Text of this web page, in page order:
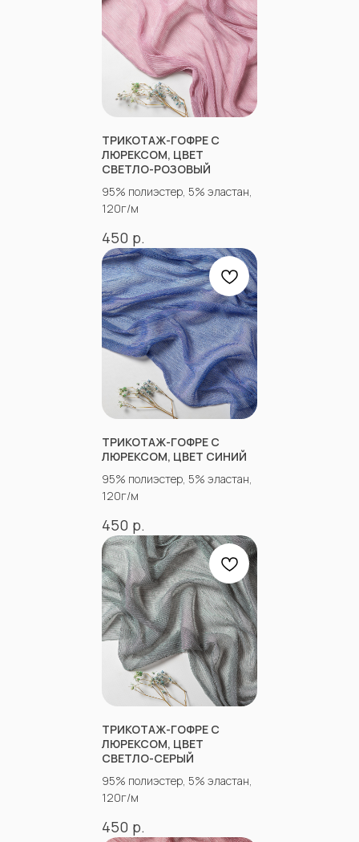
ТРИКОТАЖ-ГОФРЕ С
ЛЮРЕКСОМ, ЦВЕТ
СВЕТЛО-РОЗОВЫЙ
95% полиэстер, 5% эластан,
120г/м
450 р.
ТРИКОТАЖ-ГОФРЕ С
ЛЮРЕКСОМ, ЦВЕТ СИНИЙ
95% полиэстер, 5% эластан,
120г/м
450 р.
ТРИКОТАЖ-ГОФРЕ С
ЛЮРЕКСОМ, ЦВЕТ
СВЕТЛО-СЕРЫЙ
95% полиэстер, 5% эластан,
120г/м
450 р.
НЕ НАШЛИ НУЖНУЮ
ТКАНЬ? ОСТАЛИСЬ
ВОПРОСЫ?
Заполните форму, и наши менеджеры
помогут вам с выбором и ответят на все
Политикой конфиденциальности
Г. Пятигорк, розничная точка на рынке
«Людмила», ул. Садовая 210, павильоны
Оптово-розничные точки продаж:
г.Пятигорск, рынок "Привокзальный",
Георгиевское шоссе 1км, оптовый склад
АДРЕСА МАГАЗИНОВ